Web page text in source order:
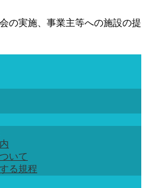
の実施、事業主等への施設の提
いて
る規程